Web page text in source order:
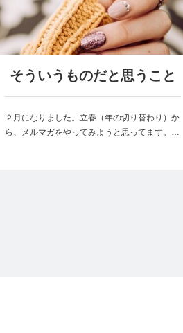
そういうものだと思うこと
２月になりました。立春（年の切り替わり）か
ら、メルマガをやってみようと思ってます。…